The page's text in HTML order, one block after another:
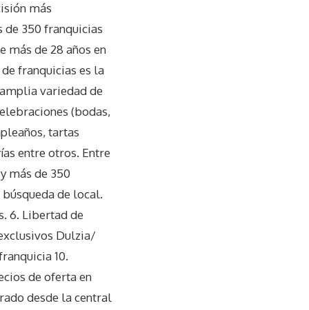
más
de 350 franquicias
más de 28 años en
franquicias es la
variedad de
(bodas,
tartas
entre otros. Entre
más de 350
de local.
6. Libertad de
Dulzia/
10.
de oferta en
desde la central